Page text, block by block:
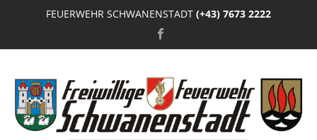
FEUERWEHR SCHWANENSTADT (+43) 7673 2222